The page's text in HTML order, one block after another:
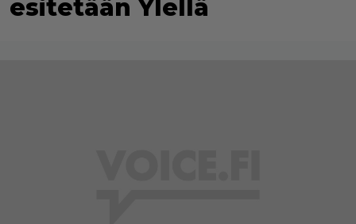
esitetään Ylellä